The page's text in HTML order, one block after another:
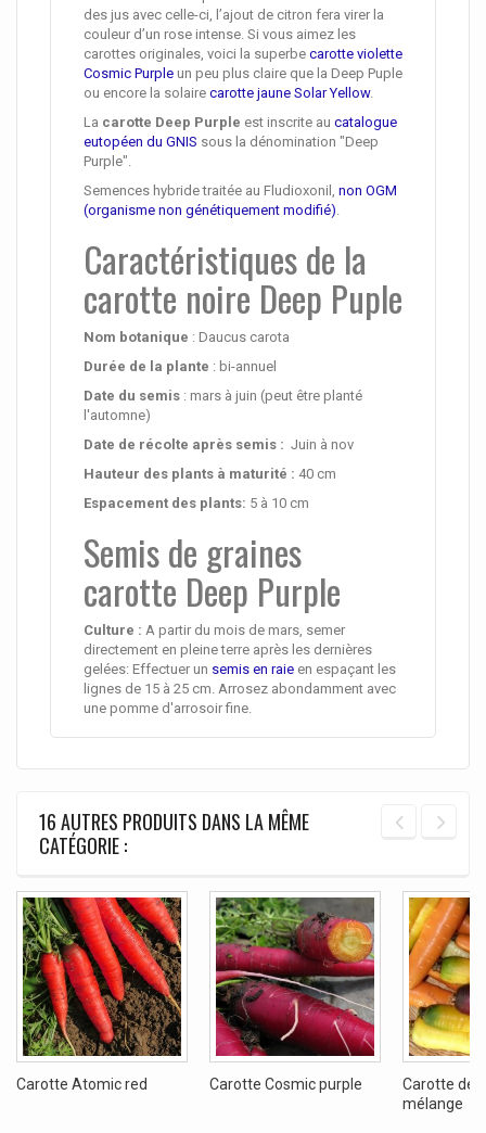
des jus avec celle-ci, l’ajout de citron fera virer la
couleur d’un rose intense. Si vous aimez les
carottes originales, voici la superbe carotte violette
Cosmic Purple un peu plus claire que la Deep Puple
ou encore la solaire carotte jaune Solar Yellow.
La carotte Deep Purple est inscrite au catalogue
eutopéen du GNIS sous la dénomination "Deep
Purple".
Semences hybride traitée au Fludioxonil, non OGM
(organisme non génétiquement modifié)
Caractéristiques de la
carotte noire Deep Puple
Nom botanique : Daucus carota
Durée de la plante : bi-annuel
Date du semis : mars à juin (peut être planté
l'automne)
Date de récolte après semis : Juin à nov
Hauteur des plants à maturité : 40 cm
Espacement des plants: 5 à 10 cm
Semis de graines
carotte Deep Purple
Culture : A partir du mois de mars, semer
directement en pleine terre après les dernières
gelées: Effectuer un semis en raie en espaçant les
lignes de 15 à 25 cm. Arrosez abondamment avec
une pomme d'arrosoir fine.
16 AUTRES PRODUITS DANS LA MÊME
CATÉGORIE :
Carotte Atomic red Carotte Cosmic purple
Carotte de
mélange